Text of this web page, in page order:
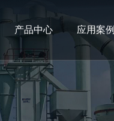
产品中心 应用案例